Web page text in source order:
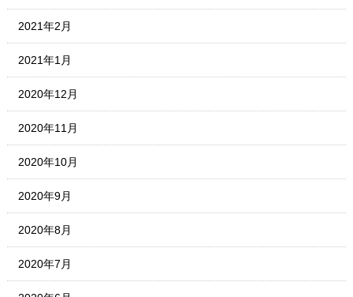
2021年2月
2021年1月
2020年12月
2020年11月
2020年10月
2020年9月
2020年8月
2020年7月